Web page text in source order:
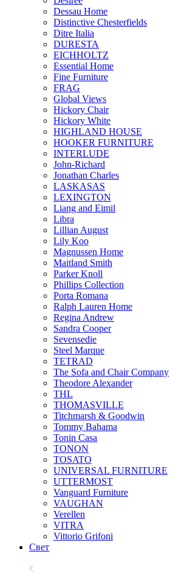
Dessau Home
Distinctive Chesterfields
Ditre Italia
DURESTA
EICHHOLTZ
Essential Home
Fine Furniture
FRAG
Global Views
Hickory Chair
Hickory White
HIGHLAND HOUSE
HOOKER FURNITURE
INTERLUDE
John-Richard
Jonathan Charles
LASKASAS
LEXINGTON
Liang and Eimil
Libra
Lillian August
Lily Koo
Magnussen Home
Maitland Smith
Parker Knoll
Phillips Collection
Porta Romana
Ralph Lauren Home
Regina Andrew
Sandra Cooper
Sevensedie
Steel Marque
TETRAD
The Sofa and Chair Company
Theodore Alexander
THL
THOMASVILLE
Titchmarsh & Goodwin
Tommy Bahama
Tonin Casa
TONON
TOSATO
UNIVERSAL FURNITURE
UTTERMOST
Vanguard Furniture
VAUGHAN
Verellen
VITRA
Vittorio Grifoni
Свет